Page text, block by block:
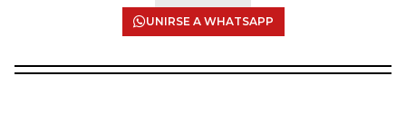
UNIRSE A WHATSAPP